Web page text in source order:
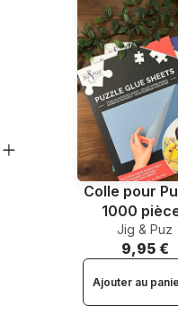
Colle pour
1000
Jig & Puz
9,95 €
Ajouter au